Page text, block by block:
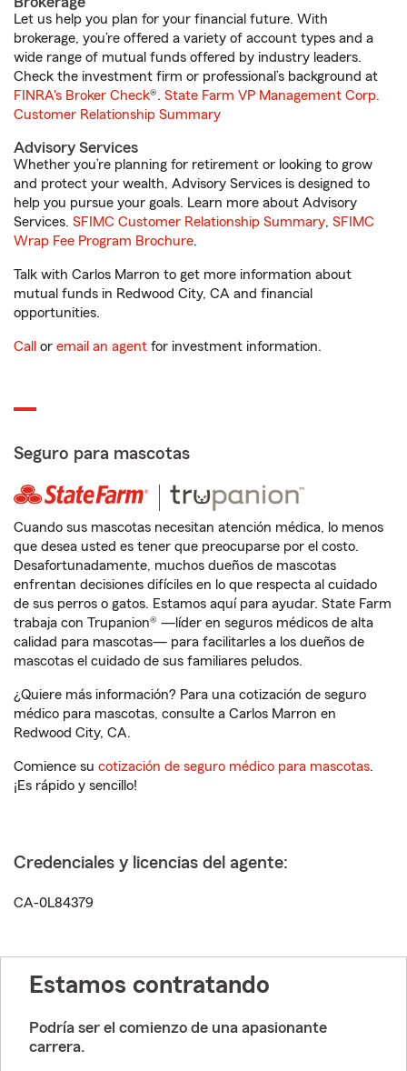
Let us help you plan for your financial future. With
brokerage, you’re offered a variety of account types and a
wide range of mutual funds offered by industry leaders.
Check the investment firm or professional’s background at
FINRA's Broker Check®. State Farm VP Management Corp.
Customer Relationship Summary
Advisory Services
Whether you’re planning for retirement or looking to grow
and protect your wealth, Advisory Services is designed to
help you pursue your goals. Learn more about Advisory
Services. SFIMC Customer Relationship Summary, SFIMC
Wrap Fee Program Brochure.
Talk with Carlos Marron to get more information about
mutual funds in Redwood City, CA and financial
opportunities.
Call or email an agent for investment information.
Seguro para mascotas
Cuando sus mascotas necesitan atención médica, lo menos
que desea usted es tener que preocuparse por el costo.
Desafortunadamente, muchos dueños de mascotas
enfrentan decisiones difíciles en lo que respecta al cuidado
de sus perros o gatos. Estamos aquí para ayudar. State Farm
trabaja con Trupanion® —líder en seguros médicos de alta
calidad para mascotas— para facilitarles a los dueños de
mascotas el cuidado de sus familiares peludos.
¿Quiere más información? Para una cotización de seguro
médico para mascotas, consulte a Carlos Marron en
Redwood City, CA.
Comience su cotización de seguro médico para mascotas.
¡Es rápido y sencillo!
Credenciales y licencias del agente:
CA-0L84379
Estamos contratando
Podría ser el comienzo de una apasionante
carrera.